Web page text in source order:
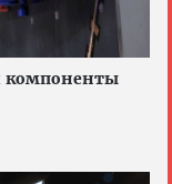
компоненты